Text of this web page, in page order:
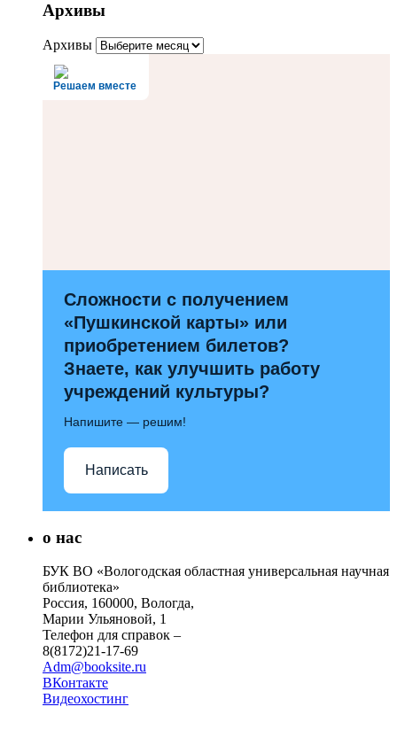
Архивы
Архивы
Решаем вместе
Сложности с получением
«Пушкинской карты» или
приобретением билетов?
Знаете, как улучшить работу
учреждений культуры?
Напишите — решим!
Написать
о нас
БУК ВО «Вологодская областная универсальная научная
библиотека»
Россия, 160000, Вологда,
Марии Ульяновой, 1
Телефон для справок –
8(8172)21-17-69
Adm@booksite.ru
ВКонтакте
Видеохостинг